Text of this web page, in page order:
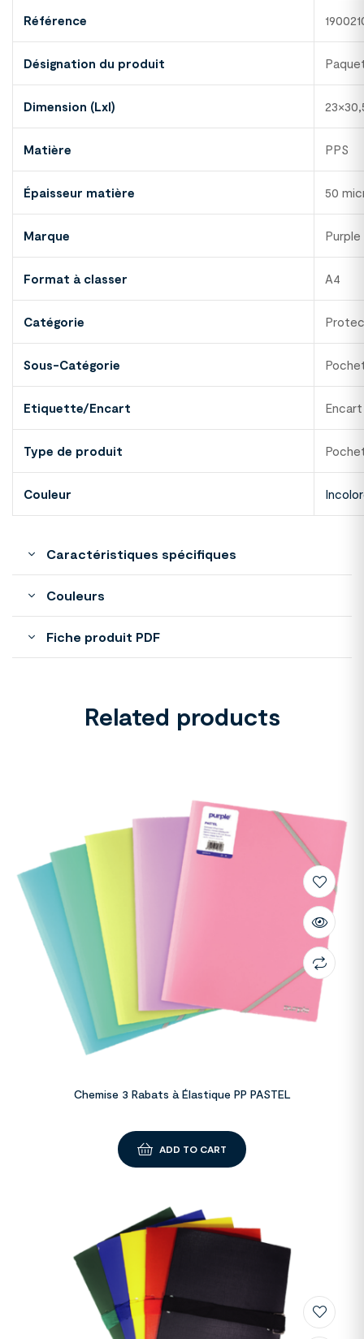
Référence
Désignation du produit
Dimension (Lxl)
Matière PPS
Épaisseur matière 50
Marque Purple
Format à classer A4
Catégorie
Sous-Catégorie
Etiquette/Encart Encart
Type de produit
Couleur
Caractéristiques spécifiques
Couleurs
Fiche produit PDF
Related products
Chemise 3 Rabats à Élastique PP PASTEL
ADD TO CART